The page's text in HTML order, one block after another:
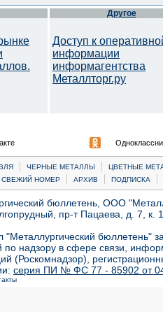
Другое
Доступ к
информации
информагентства
Металлторг.ру
| ЧЕРНЫЕ МЕТАЛЛЫ |
ЦВЕТНЫЕ
СВЕЖИЙ НОМЕР | АРХИВ | ПОДПИСКА |
бюллетень, ООО
пр-т Пацаева, д. 7,
бюллетень"
надзору в сфере связи,
(Роскомнадзор),
серия ПИ № ФС 77 - 85902 от 04